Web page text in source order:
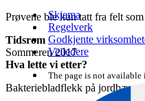
Skjema
Regelverk
Godkjente
Veiledere
The page is not
Prøvene ble kun tatt fra felt
Tidsrom
Sommeren 2017
Hva lette vi etter?
Bakteriebladflekk på jordbær